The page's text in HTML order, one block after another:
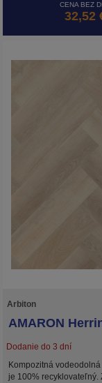
CENA BEZ
32,52
Arbiton
AMARON
Dodanie do 3 dní
Kompozitná
je 100% recyklovateľný.